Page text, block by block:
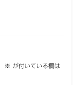
※ が付いている欄は